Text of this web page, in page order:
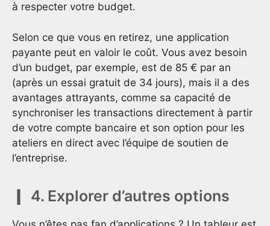
à respecter votre budget.
Selon ce que vous en retirez, une application
payante peut en valoir le coût. Vous avez besoin
d’un budget, par exemple, est de 85 € par an
(après un essai gratuit de 34 jours), mais il a des
avantages attrayants, comme sa capacité de
synchroniser les transactions directement à partir
de votre compte bancaire et son option pour les
ateliers en direct avec l’équipe de soutien de
l’entreprise.
4. Explorer d’autres options